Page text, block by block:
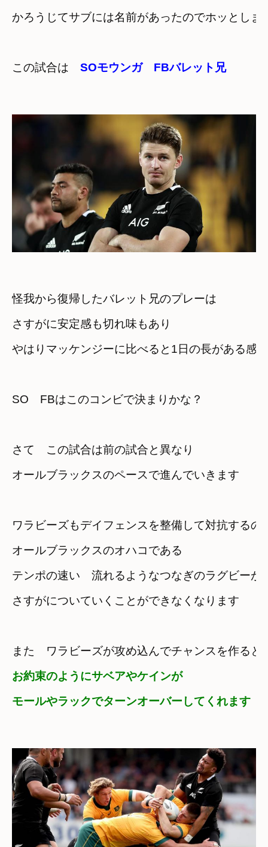
かろうじてサブには名前があったのでホッとしま
この試合は SOモウンガ　FBバレット兄
怪我から復帰したバレット兄のプレーは
さすがに安定感も切れ味もあり
やはりマッケンジーに比べると1日の長がある感
SO　FBはこのコンビで決まりかな？
さて　この試合は前の試合と異なり
オールブラックスのペースで進んでいきます
ワラビーズもデイフェンスを整備して対抗するの
オールブラックスのオハコである
テンポの速い　流れるようなつなぎのラグビーが
さすがについていくことができなくなります
また　ワラビーズが攻め込んでチャンスを作ると
お約束のようにサベアやケインが
モールやラックでターンオーバーしてくれます